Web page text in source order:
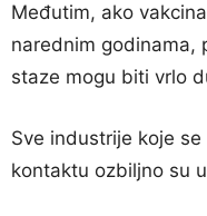
Međutim, ako
narednim godinama,
staze mogu biti vrlo
Sve industrije koje
kontaktu ozbiljno su